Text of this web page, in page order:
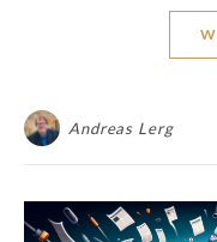
Andreas Lerg